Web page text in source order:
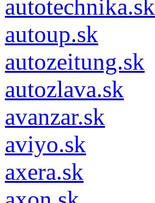
autotechnika.sk
autoup.sk
autozeitung.sk
autozlava.sk
avanzar.sk
aviyo.sk
axera.sk